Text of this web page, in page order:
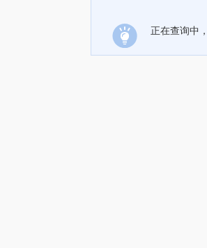
正在查询中